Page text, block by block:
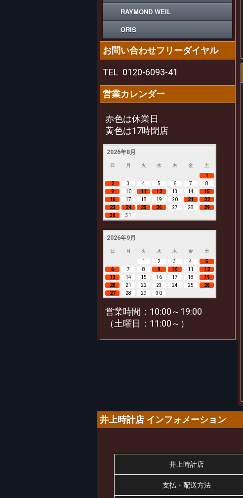
RAYMOND WEIL
ORIS
お問い合わせフリーダイヤル
TEL 0120-6093-41
営業カレンダー
赤色は休業日
黄色は17時閉店
2026年8月
日 月 火 水 木 金
土
1
2
3 4 5 6 7
8
9
10 11 12 13 14
15
16
17 18 19 20 21
22
23
24 25 26 27 28
29
30
31
2026年9月
日 月 火 水 木 金
土
1
2 3 4
5
6
7 8 9 10 11
12
13
14 15 16 17 18
19
20
21 22 23 24 25
26
27
28 29 30
営業時間：10:00～19:00
（土曜日：11:00～）
井上時計店 インフォメーション
井上時計店
支払・配送方法